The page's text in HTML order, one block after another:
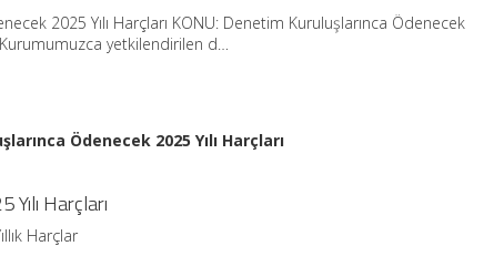
2025 Yılı Harçları KONU: Denetim Kuruluşlarınca Ödenecek
Kurumumuzca yetkilendirilen d…
Ödenecek 2025 Yılı Harçları
Harçları
Harçlar